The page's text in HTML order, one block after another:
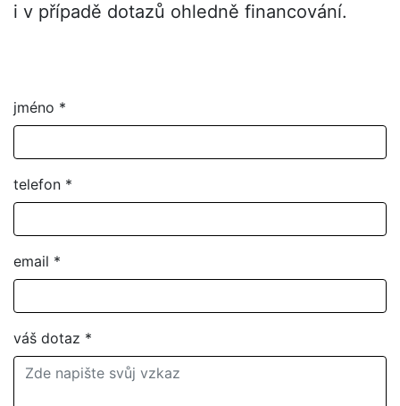
i v případě dotazů ohledně financování.
jméno *
telefon *
email *
váš dotaz *